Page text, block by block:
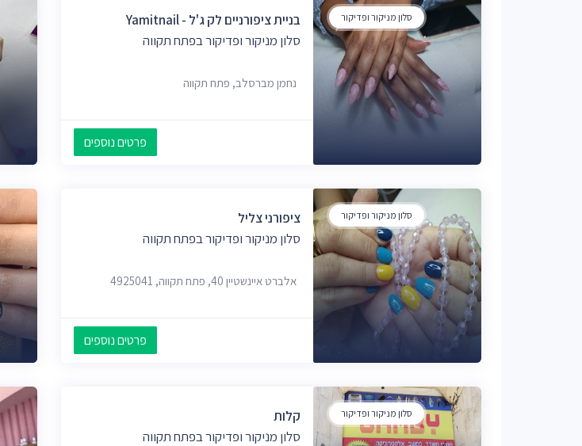
סלון מניקור ופדיקור
בניית ציפורניים לק ג'ל - Yamitnail
סלון מניקור ופדיקור בפתח תקווה
נחמן מברסלב, פתח תקווה
פרטים נוספים
סלון מניקור ופדיקור
ציפורני צליל
סלון מניקור ופדיקור בפתח תקווה
אלברט איינשטיין 40, פתח תקווה, 4925041
פרטים נוספים
סלון מניקור ופדיקור
קלות
סלון מניקור ופדיקור בפתח תקווה